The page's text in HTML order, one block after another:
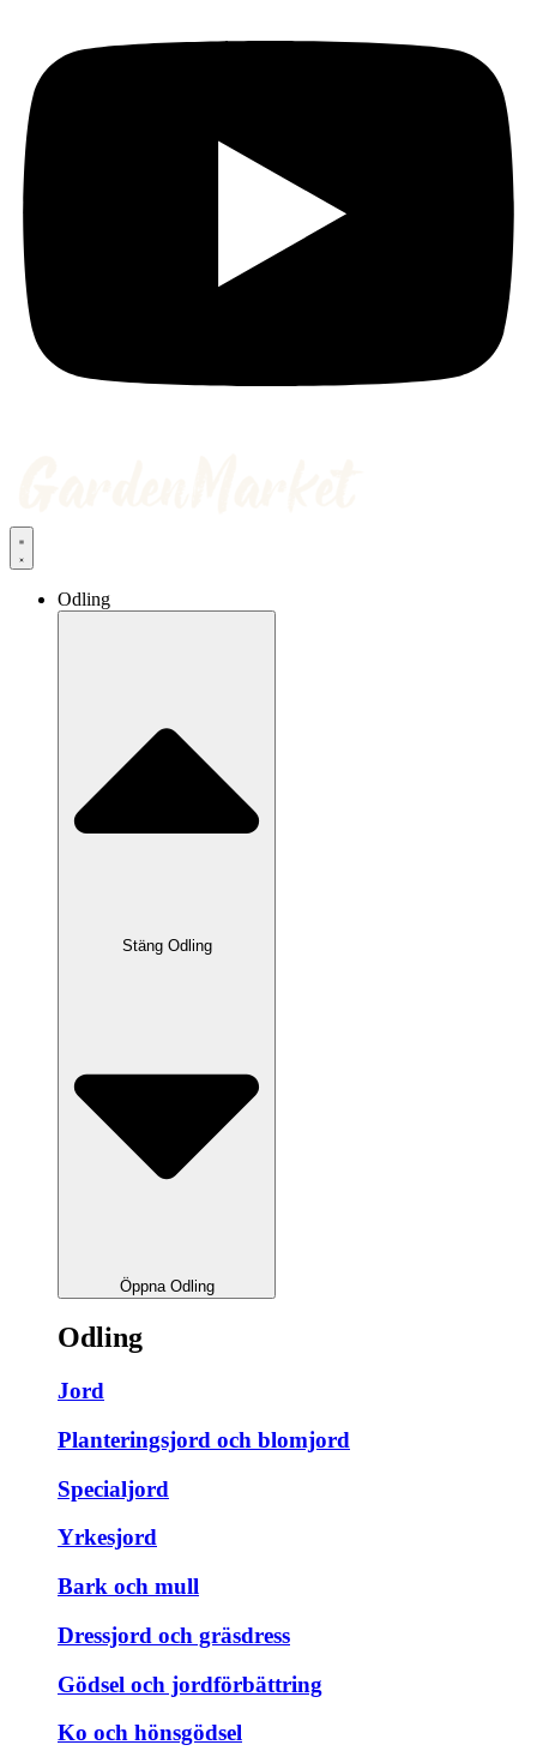
Odling
Stäng Odling
Öppna Odling
Odling
Jord
Planteringsjord och blomjord
Specialjord
Yrkesjord
Bark och mull
Dressjord och gräsdress
Gödsel och jordförbättring
Ko och hönsgödsel